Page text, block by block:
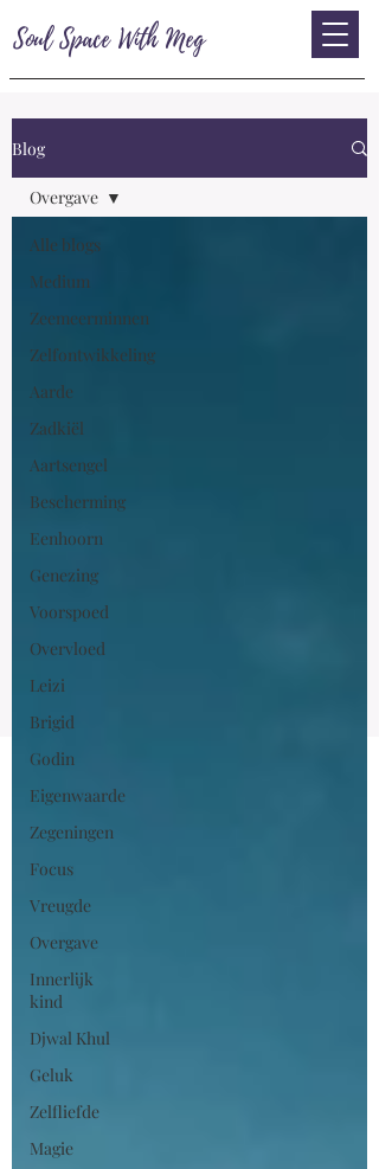
Soul Space With Meg
Blog
Alle blogs
Medium
Zeemeerminnen
Zelfontwikkeling
Aarde
Zadkiël
Aartsengel
Bescherming
Eenhoorn
Genezing
Voorspoed
Overvloed
Leizi
Brigid
Godin
Eigenwaarde
Zegeningen
Focus
Vreugde
Overgave
Innerlijk
kind
Djwal Khul
Geluk
Zelfliefde
Magie
Overgave